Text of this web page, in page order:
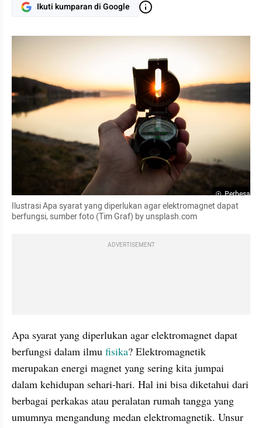
Ikuti kumparan di Google
Perbesar
Ilustrasi Apa syarat yang diperlukan agar elektromagnet dapat
berfungsi, sumber foto (Tim Graf) by unsplash.com
ADVERTISEMENT
Apa syarat yang diperlukan agar elektromagnet dapat
berfungsi dalam ilmu fisika? Elektromagnetik
merupakan energi magnet yang sering kita jumpai
dalam kehidupan sehari-hari. Hal ini bisa diketahui dari
berbagai perkakas atau peralatan rumah tangga yang
umumnya mengandung medan elektromagnetik. Unsur